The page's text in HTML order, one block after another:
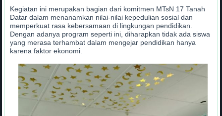
Kegiatan ini merupakan bagian dari komitmen MTsN 17 Tanah
Datar dalam menanamkan nilai-nilai kepedulian sosial dan
memperkuat rasa kebersamaan di lingkungan pendidikan.
Dengan adanya program seperti ini, diharapkan tidak ada siswa
yang merasa terhambat dalam mengejar pendidikan hanya
karena faktor ekonomi.